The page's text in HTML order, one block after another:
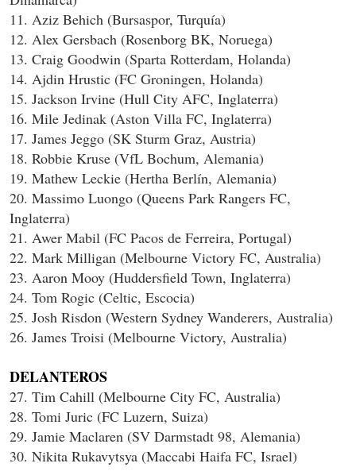
11. Aziz Behich (Bursaspor, Turquía)
12. Alex Gersbach (Rosenborg BK, Noruega)
13. Craig Goodwin (Sparta Rotterdam, Holanda)
14. Ajdin Hrustic (FC Groningen, Holanda)
15. Jackson Irvine (Hull City AFC, Inglaterra)
16. Mile Jedinak (Aston Villa FC, Inglaterra)
17. James Jeggo (SK Sturm Graz, Austria)
18. Robbie Kruse (VfL Bochum, Alemania)
19. Mathew Leckie (Hertha Berlín, Alemania)
20. Massimo Luongo (Queens Park Rangers FC,
Inglaterra)
21. Awer Mabil (FC Pacos de Ferreira, Portugal)
22. Mark Milligan (Melbourne Victory FC, Australia)
23. Aaron Mooy (Huddersfield Town, Inglaterra)
24. Tom Rogic (Celtic, Escocia)
25. Josh Risdon (Western Sydney Wanderers, Australia)
26. James Troisi (Melbourne Victory, Australia)
DELANTEROS
27. Tim Cahill (Melbourne City FC, Australia)
28. Tomi Juric (FC Luzern, Suiza)
29. Jamie Maclaren (SV Darmstadt 98, Alemania)
30. Nikita Rukavytsya (Maccabi Haifa FC, Israel)